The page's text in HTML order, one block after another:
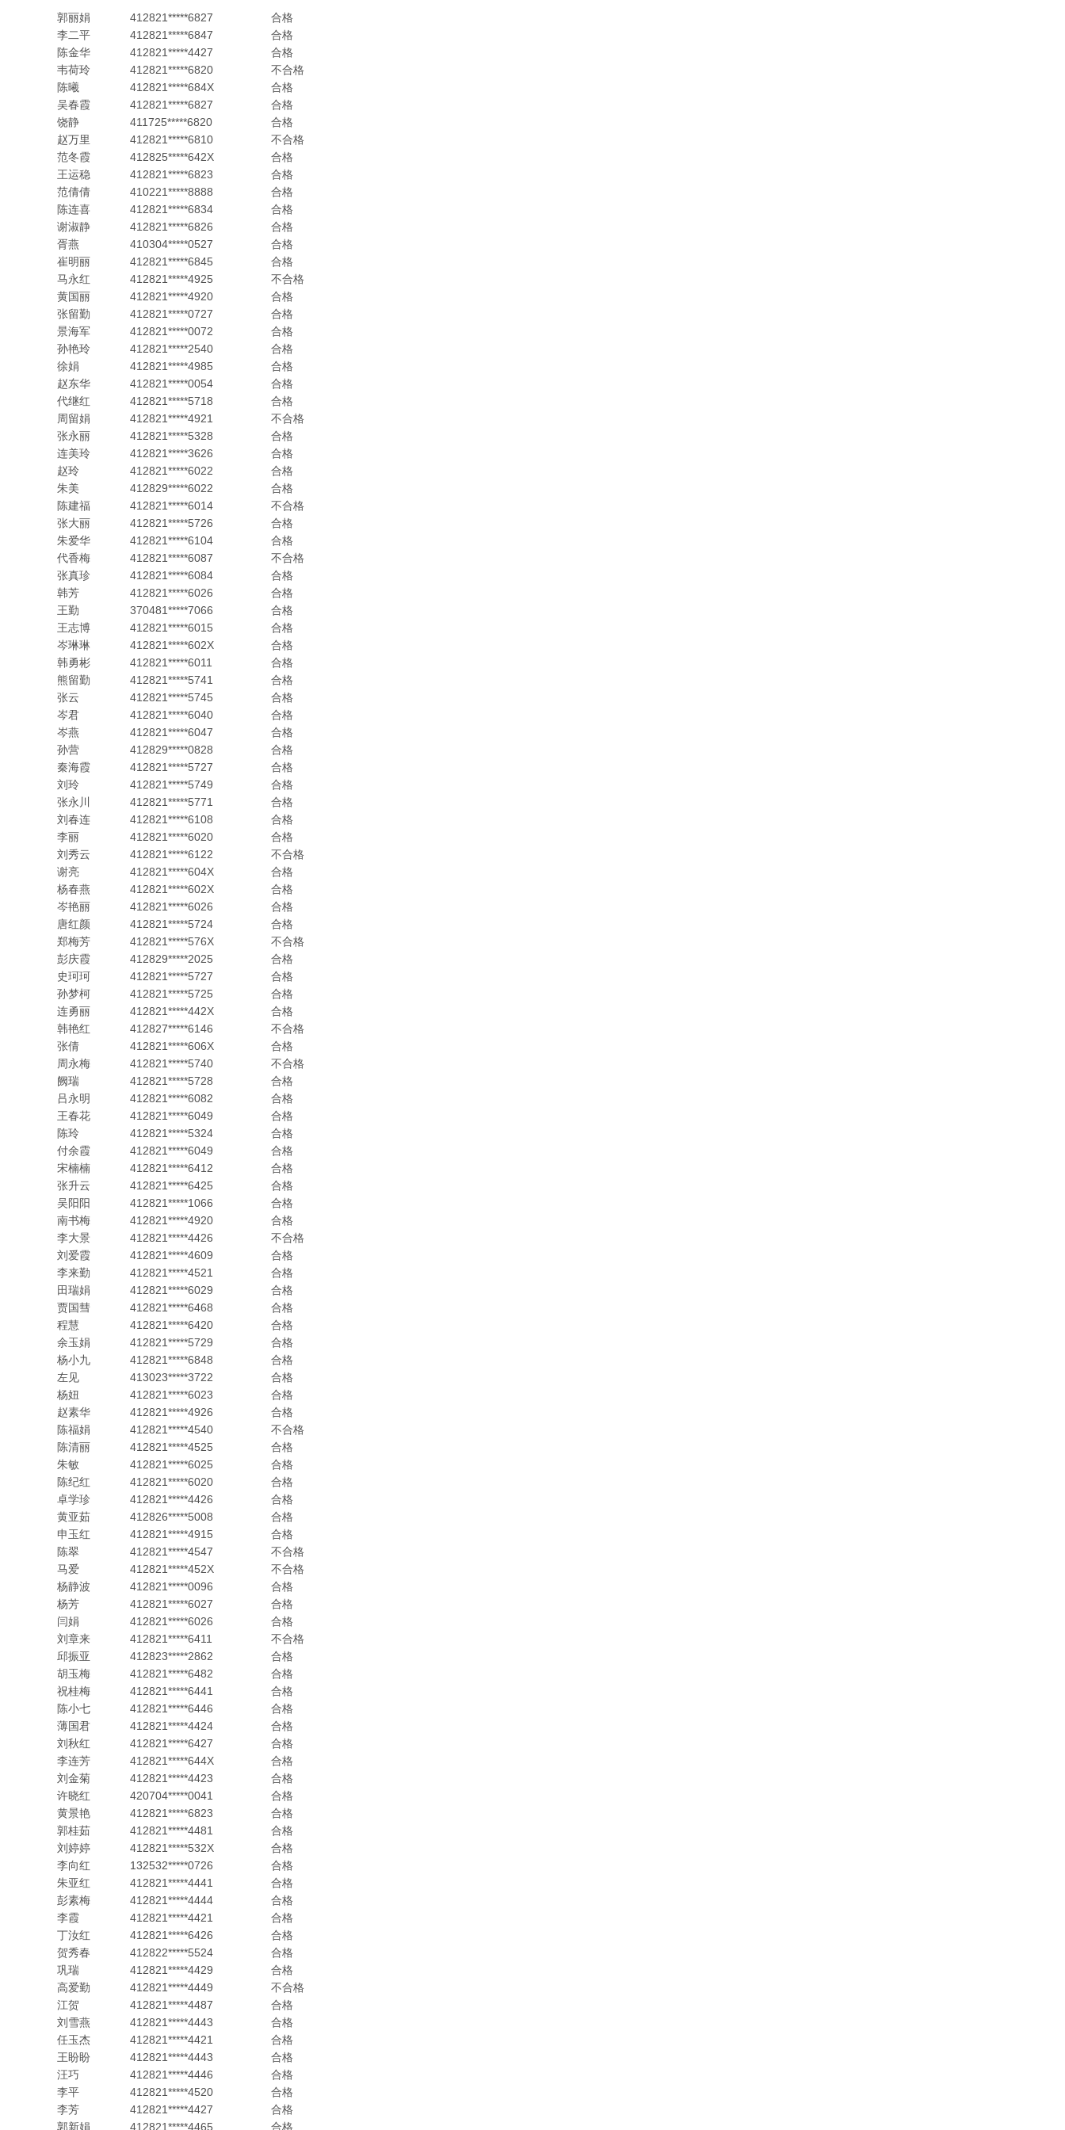
郭丽娟 412821*****6827
合格
李二平
412821*****6847
合格
陈金华
412821*****4427
合格
韦荷玲
412821*****6820
不合格
陈曦
412821*****684X
合格
吴春霞
412821*****6827
合格
饶静
411725*****6820
合格
赵万里
412821*****6810
不合格
范冬霞
412825*****642X
合格
王运稳
412821*****6823
合格
范倩倩
410221*****8888
合格
陈连喜
412821*****6834
合格
谢淑静
412821*****6826
合格
胥燕
410304*****0527
合格
崔明丽
412821*****6845
合格
马永红
412821*****4925
不合格
黄国丽
412821*****4920
合格
张留勤
412821*****0727
合格
景海军
412821*****0072
合格
孙艳玲
412821*****2540
合格
徐娟
412821*****4985
合格
赵东华
412821*****0054
合格
代继红
412821*****5718
合格
周留娟
412821*****4921
不合格
张永丽
412821*****5328
合格
连美玲
412821*****3626
合格
赵玲
412821*****6022
合格
朱美
412829*****6022
合格
陈建福
412821*****6014
不合格
张大丽
412821*****5726
合格
朱爱华
412821*****6104
合格
代香梅
412821*****6087
不合格
张真珍
412821*****6084
合格
韩芳
412821*****6026
合格
王勤
370481*****7066
合格
王志博
412821*****6015
合格
岑琳琳
412821*****602X
合格
韩勇彬
412821*****6011
合格
熊留勤
412821*****5741
合格
张云
412821*****5745
合格
岑君
412821*****6040
合格
岑燕
412821*****6047
合格
孙营
412829*****0828
合格
秦海霞
412821*****5727
合格
刘玲
412821*****5749
合格
张永川
412821*****5771
合格
刘春连
412821*****6108
合格
李丽
412821*****6020
合格
刘秀云
412821*****6122
不合格
谢亮
412821*****604X
合格
杨春燕
412821*****602X
合格
岑艳丽
412821*****6026
合格
唐红颜
412821*****5724
合格
郑梅芳
412821*****576X
不合格
彭庆霞
412829*****2025
合格
史珂珂
412821*****5727
合格
孙梦柯
412821*****5725
合格
连勇丽
412821*****442X
合格
韩艳红
412827*****6146
不合格
张倩
412821*****606X
合格
周永梅
412821*****5740
不合格
阙瑞
412821*****5728
合格
吕永明
412821*****6082
合格
王春花
412821*****6049
合格
陈玲
412821*****5324
合格
付余霞
412821*****6049
合格
宋楠楠
412821*****6412
合格
张升云
412821*****6425
合格
吴阳阳
412821*****1066
合格
南书梅
412821*****4920
合格
李大景
412821*****4426
不合格
刘爱霞
412821*****4609
合格
李来勤
412821*****4521
合格
田瑞娟
412821*****6029
合格
贾国彗
412821*****6468
合格
程慧
412821*****6420
合格
余玉娟
412821*****5729
合格
杨小九
412821*****6848
合格
左见
413023*****3722
合格
杨妞
412821*****6023
合格
赵素华
412821*****4926
合格
陈福娟
412821*****4540
不合格
陈清丽
412821*****4525
合格
朱敏
412821*****6025
合格
陈纪红
412821*****6020
合格
卓学珍
412821*****4426
合格
黄亚茹
412826*****5008
合格
申玉红
412821*****4915
合格
陈翠
412821*****4547
不合格
马爱
412821*****452X
不合格
杨静波
412821*****0096
合格
杨芳
412821*****6027
合格
闫娟
412821*****6026
合格
刘章来
412821*****6411
不合格
邱振亚
412823*****2862
合格
胡玉梅
412821*****6482
合格
祝桂梅
412821*****6441
合格
陈小七
412821*****6446
合格
薄国君
412821*****4424
合格
刘秋红
412821*****6427
合格
李连芳
412821*****644X
合格
刘金菊
412821*****4423
合格
许晓红
420704*****0041
合格
黄景艳
412821*****6823
合格
郭桂茹
412821*****4481
合格
刘婷婷
412821*****532X
合格
李向红
132532*****0726
合格
朱亚红
412821*****4441
合格
彭素梅
412821*****4444
合格
李霞
412821*****4421
合格
丁汝红
412821*****6426
合格
贺秀春
412822*****5524
合格
巩瑞
412821*****4429
合格
高爱勤
412821*****4449
不合格
江贺
412821*****4487
合格
刘雪燕
412821*****4443
合格
任玉杰
412821*****4421
合格
王盼盼
412821*****4443
合格
汪巧
412821*****4446
合格
李平
412821*****4520
合格
李芳
412821*****4427
合格
郭新娟
412821*****4465 合格